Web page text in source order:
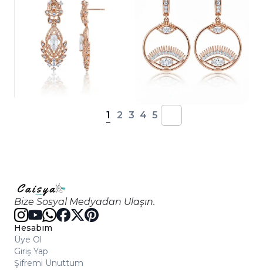
1 2 3 4 5
Bize Sosyal Medyadan Ulaşın.
Hesabım
Üye Ol
Giriş Yap
Şifremi Unuttum